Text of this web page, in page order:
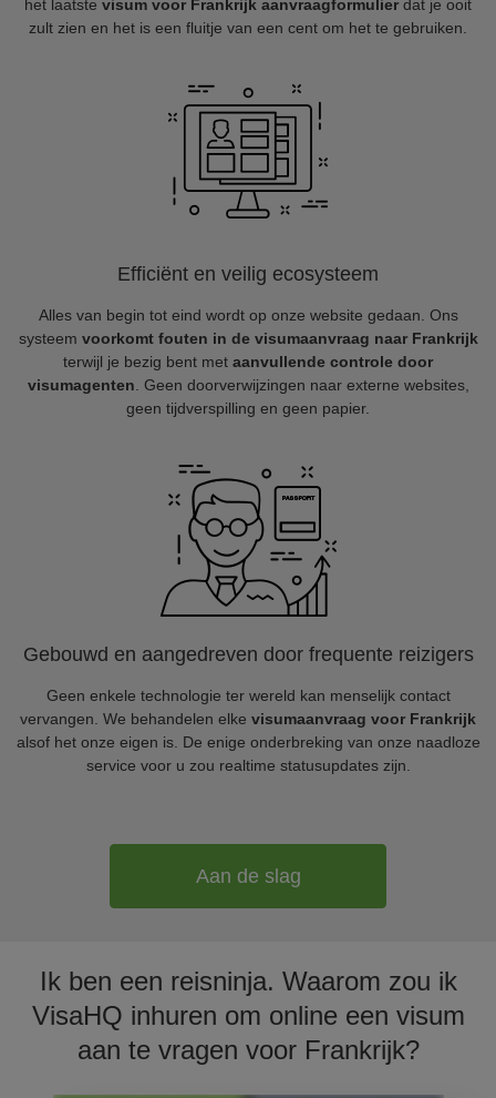
het laatste visum voor Frankrijk aanvraagformulier dat je ooit
zult zien en het is een fluitje van een cent om het te gebruiken.
Efficiënt en veilig ecosysteem
Alles van begin tot eind wordt op onze website gedaan. Ons
systeem voorkomt fouten in de visumaanvraag naar Frankrijk
terwijl je bezig bent met aanvullende controle door
visumagenten . Geen doorverwijzingen naar externe websites,
geen tijdverspilling en geen papier.
Gebouwd en aangedreven door frequente reizigers
Geen enkele technologie ter wereld kan menselijk contact
vervangen. We behandelen elke visumaanvraag voor Frankrijk
alsof het onze eigen is. De enige onderbreking van onze naadloze
service voor u zou realtime statusupdates zijn.
Aan de slag
Ik ben een reisninja. Waarom zou ik
VisaHQ inhuren om online een visum
aan te vragen voor Frankrijk?